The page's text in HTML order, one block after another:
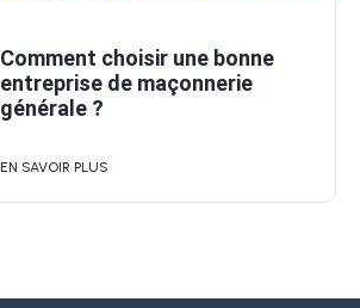
Comment choisir une bonne
entreprise de maçonnerie
générale ?
EN SAVOIR PLUS